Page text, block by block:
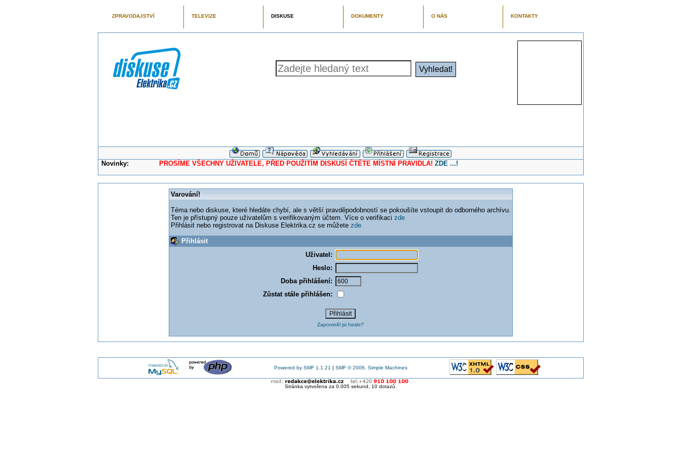
ZPRAVODAJSTVÍ TELEVIZE DISKUSE DOKUMENTY O NÁS KONTAKTY
Novinky: PROSÍME VŠECHNY UŽIVATELE, PŘED POUŽITÍM DISKUSÍ ČTĚTE MÍSTNÍ PRAVIDLA! ZDE ...!
Varování!
Téma nebo diskuse, které hledáte chybí, ale s větší pravděpodobností se pokoušíte vstoupit do odborného archívu.
Ten je přístupný pouze uživatelům s verifikovaným účtem. Více o verifikaci zde
Přihlásit nebo registrovat na Diskuse Elektrika.cz se můžete zde
Přihlásit
Uživatel:
Heslo:
Doba přihlášení:
Zůstat stále přihlášen:
Zapomněl jsi heslo?
Powered by SMF 1.1.21 | SMF © 2006, Simple Machines
Stránka vytvořena za 0.005 sekund, 10 dotazů.